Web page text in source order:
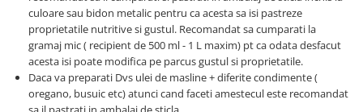
culoare sau bidon metalic pentru ca acesta sa isi pastreze
proprietatile nutritive si gustul. Recomandat sa cumparati la
gramaj mic ( recipient de 500 ml - 1 L maxim) pt ca odata desfacut
acesta isi poate modifica pe parcus gustul si proprietatile.
Daca va preparati Dvs ulei de masline + diferite condimente (
oregano, busuic etc) atunci cand faceti amestecul este recomandat